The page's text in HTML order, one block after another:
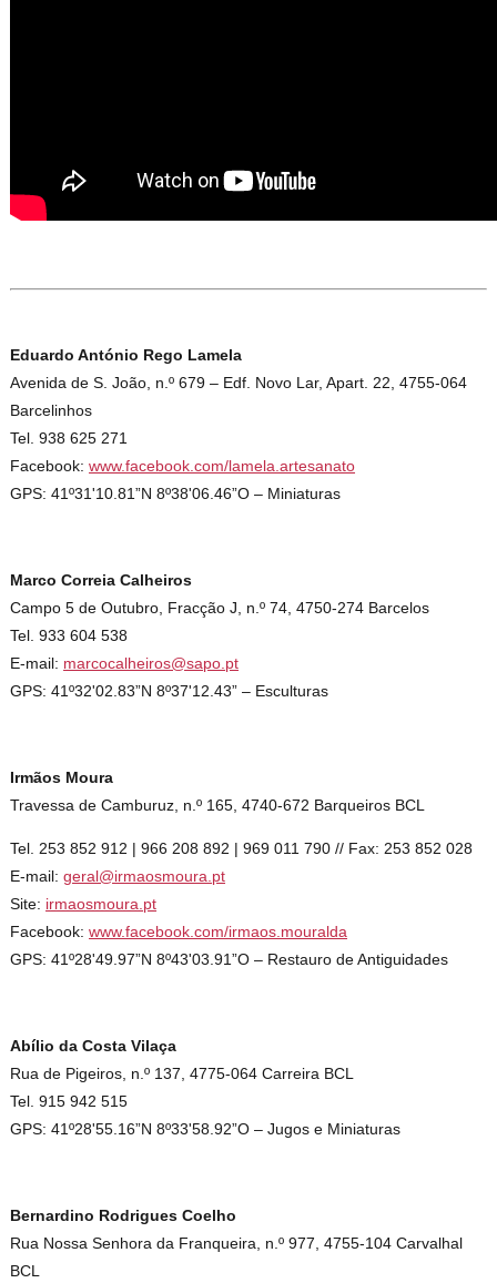
Eduardo António Rego Lamela
Avenida de S. João, n.º 679 – Edf. Novo Lar, Apart. 22, 4755-064
Barcelinhos
Tel. 938 625 271
Facebook:www.facebook.com/lamela.artesanato
GPS: 41º31'10.81”N 8º38'06.46”O – Miniaturas
Marco Correia Calheiros
Campo 5 de Outubro, Fracção J, n.º 74, 4750-274 Barcelos
Tel. 933 604 538
E-mail: marcocalheiros@sapo.pt
GPS: 41º32'02.83”N 8º37'12.43” – Esculturas
Irmãos Moura
Travessa de Camburuz, n.º 165, 4740-672 Barqueiros BCL
Tel. 253 852 912 | 966 208 892 | 969 011 790 // Fax: 253 852 028
E-mail:geral@irmaosmoura.pt
Site: irmaosmoura.pt
Facebook:www.facebook.com/irmaos.mouralda
GPS: 41º28'49.97”N 8º43'03.91”O – Restauro de Antiguidades
Abílio da Costa Vilaça
Rua de Pigeiros, n.º 137, 4775-064 Carreira BCL
Tel. 915 942 515
GPS: 41º28'55.16”N 8º33'58.92”O – Jugos e Miniaturas
Bernardino Rodrigues Coelho
Rua Nossa Senhora da Franqueira, n.º 977, 4755-104 Carvalhal
BCL